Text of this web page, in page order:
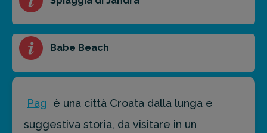
prossima destinazione di viaggio.
FAI PREVENTIVO
Babe Beach
Pag è una città Croata dalla lunga e
suggestiva storia, da visitare in un